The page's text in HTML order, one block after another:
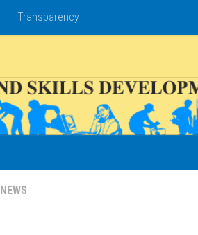
Transparency
NEWS